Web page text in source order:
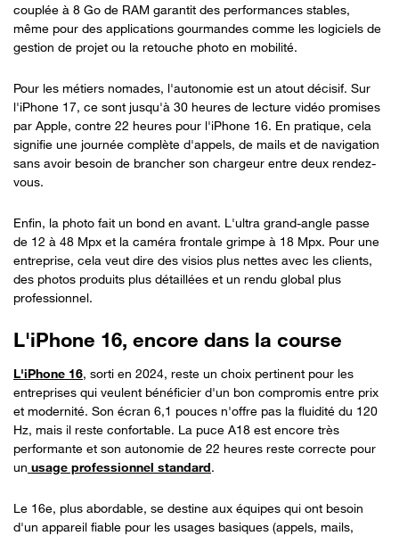
couplée à 8 Go de RAM garantit des performances stables,
même pour des applications gourmandes comme les logiciels de
gestion de projet ou la retouche photo en mobilité.
Pour les métiers nomades, l'autonomie est un atout décisif. Sur
l'iPhone 17, ce sont jusqu'à 30 heures de lecture vidéo promises
par Apple, contre 22 heures pour l'iPhone 16. En pratique, cela
signifie une journée complète d'appels, de mails et de navigation
sans avoir besoin de brancher son chargeur entre deux rendez-
vous.
Enfin, la photo fait un bond en avant. L'ultra grand-angle passe
de 12 à 48 Mpx et la caméra frontale grimpe à 18 Mpx. Pour une
entreprise, cela veut dire des visios plus nettes avec les clients,
des photos produits plus détaillées et un rendu global plus
professionnel.
L'iPhone 16, encore dans la course
L'iPhone 16, sorti en 2024, reste un choix pertinent pour les
entreprises qui veulent bénéficier d'un bon compromis entre prix
et modernité. Son écran 6,1 pouces n'offre pas la fluidité du 120
Hz, mais il reste confortable. La puce A18 est encore très
performante et son autonomie de 22 heures reste correcte pour
un usage professionnel standard.
Le 16e, plus abordable, se destine aux équipes qui ont besoin
d'un appareil fiable pour les usages basiques (appels, mails,